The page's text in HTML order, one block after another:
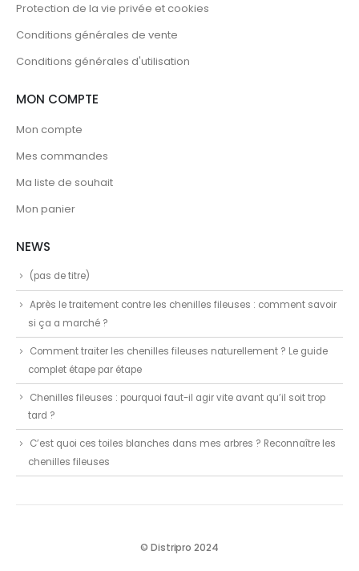
Protection de la vie privée et cookies
Conditions générales de vente
Conditions générales d'utilisation
MON COMPTE
Mon compte
Mes commandes
Ma liste de souhait
Mon panier
NEWS
(pas de titre)
Après le traitement contre les chenilles fileuses : comment savoir
si ça a marché ?
Comment traiter les chenilles fileuses naturellement ? Le guide
complet étape par étape
Chenilles fileuses : pourquoi faut-il agir vite avant qu’il soit trop
tard ?
C’est quoi ces toiles blanches dans mes arbres ? Reconnaître les
chenilles fileuses
© Distripro 2024